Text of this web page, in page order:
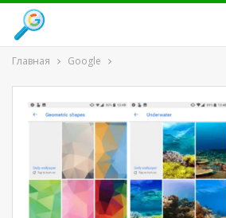
Главная Google